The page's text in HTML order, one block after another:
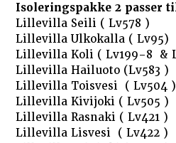
Isoleringspakke 2 passer
Lillevilla Seili ( Lv578 )
Lillevilla Ulkokalla ( Lv95)
Lillevilla Koli ( Lv199-8 &
Lillevilla Hailuoto (Lv583 )
Lillevilla Toisvesi ( Lv504 )
Lillevilla Kivijoki ( Lv505 )
Lillevilla Rasnaki ( Lv421 )
Lillevilla Lisvesi ( Lv422 )